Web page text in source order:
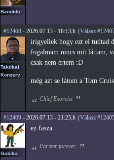
Bandido
#12408 - 2026.07.13 - 18:13,h (Válasz
Taktikai
Konzerv
irigyellek hogy ezt el tudtad
fogalmam nincs mit láttam,
csak nem értem :D
még azt se látom a Tom
Chief Exorcist
#12409 - 2026.07.13 - 21:25,h (Válasz
Gabika
ez fasza
Parizer forever.